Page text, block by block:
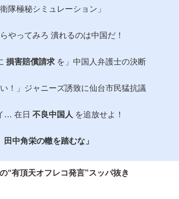
衛隊極秘シミュレーション」
やってみろ 潰れるのは中国だ！
損害賠償請求 を」中国人弁護士の決断
！」ジャニーズ誘致に仙台市民猛抗議
… 在日 不良中国人 を追放せよ！
中角栄の轍を踏むな」
“有頂天オフレコ発言”スッパ抜き